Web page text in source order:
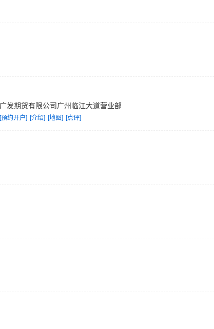
发完成多个业务和管理应用系统，形成了公司个性化服务技术平台
其中博士8人，硕士100人，拥有多位从事期货行业多年、经验丰
成为代理投资全球金融衍生品及商品期货交易，为客户提供优质
业务的大型集团化金融服务机构。
广发期货有限公司广州临江大道营业部
[预约开户] [介绍] [地图] [点评]